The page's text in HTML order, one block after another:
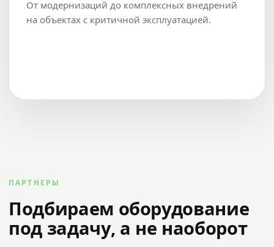
От модернизаций до комплексных внедрений
на объектах с критичной эксплуатацией.
ПАРТНЕРЫ
Подбираем оборудование
под задачу, а не наоборот